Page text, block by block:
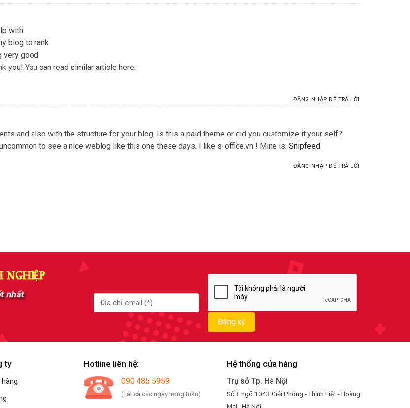
with
blog to rank
very good
you! You can read similar article here:
ĐĂNG NHẬP ĐỂ TRẢ LỜI
and also with the structure for your blog. Is this a paid theme or did you customize it your self?
to see a nice weblog like this one these days. I like s-office.vn ! Mine is: Snipfeed
ĐĂNG NHẬP ĐỂ TRẢ LỜI
ty
hàng
Hotline liên hệ:
090 485 5959
(Tất cả các ngày trong tuần)
Hệ thống cửa hàng
Trụ sở Tp. Hà Nội
Số 8 ngõ 1043 Giải Phóng - Thịnh Liệt - Hoàng
Mai - Hà Nội